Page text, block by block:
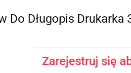
Do Długopis Drukarka
Zarejestruj się